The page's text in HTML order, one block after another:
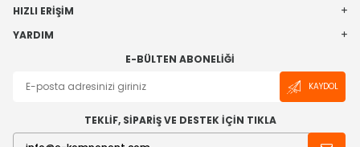
HIZLI ERIŞIM
YARDIM
E-BÜLTEN ABONELIĞI
KAYDOL
TEKLİF, SİPARİŞ VE DESTEK İÇİN TIKLA